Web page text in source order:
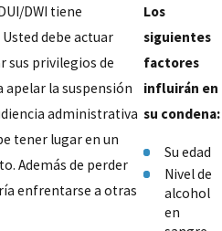
DWI tiene
debe actuar
sus privilegios de
apelar la suspensión
administrativa
tener lugar en un
Además de perder
enfrentarse a otras
Los
siguientes
factores
influirán en
su condena:
Su edad
Nivel de
alcohol
en